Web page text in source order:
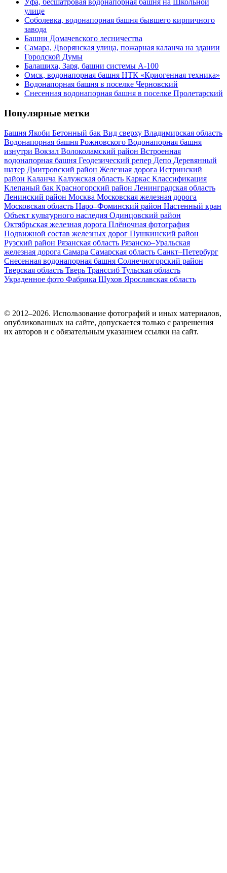
Уфа, бесшатровая водонапорная башня на Школьной
улице
Соболевка, водонапорная башня бывшего кирпичного
завода
Башни Домачевского лесничества
Самара, Дворянская улица, пожарная каланча на здании
Городской Думы
Балашиха, Заря, башни системы А-100
Омск, водонапорная башня НТК «Криогенная техника»
Водонапорная башня в поселке Черновский
Снесенная водонапорная башня в поселке Пролетарский
Популярные метки
Башня Якоби Бетонный бак Вид сверху Владимирская область
Водонапорная башня Рожновского Водонапорная башня
изнутри Вокзал Волоколамский район Встроенная
водонапорная башня Геодезический репер Депо Деревянный
шатер Дмитровский район Железная дорога Истринский
район Каланча Калужская область Каркас Классификация
Клепаный бак Красногорский район Ленинградская область
Ленинский район Москва Московская железная дорога
Московская область Наро–Фоминский район Настенный кран
Объект культурного наследия Одинцовский район
Октябрьская железная дорога Плёночная фотография
Подвижной состав железных дорог Пушкинский район
Рузский район Рязанская область Рязанско–Уральская
железная дорога Самара Самарская область Санкт–Петербург
Снесенная водонапорная башня Солнечногорский район
Тверская область Тверь Транссиб Тульская область
Украденное фото Фабрика Шухов Ярославская область
© 2012–2026. Использование фотографий и иных материалов,
опубликованных на сайте, допускается только с разрешения
их авторов и c обязательным указанием ссылки на сайт.